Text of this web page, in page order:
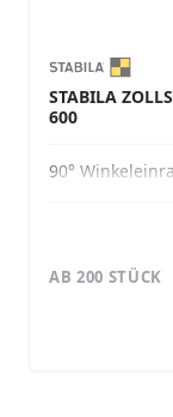
STABILA
00
90°
AB 200 STÜCK